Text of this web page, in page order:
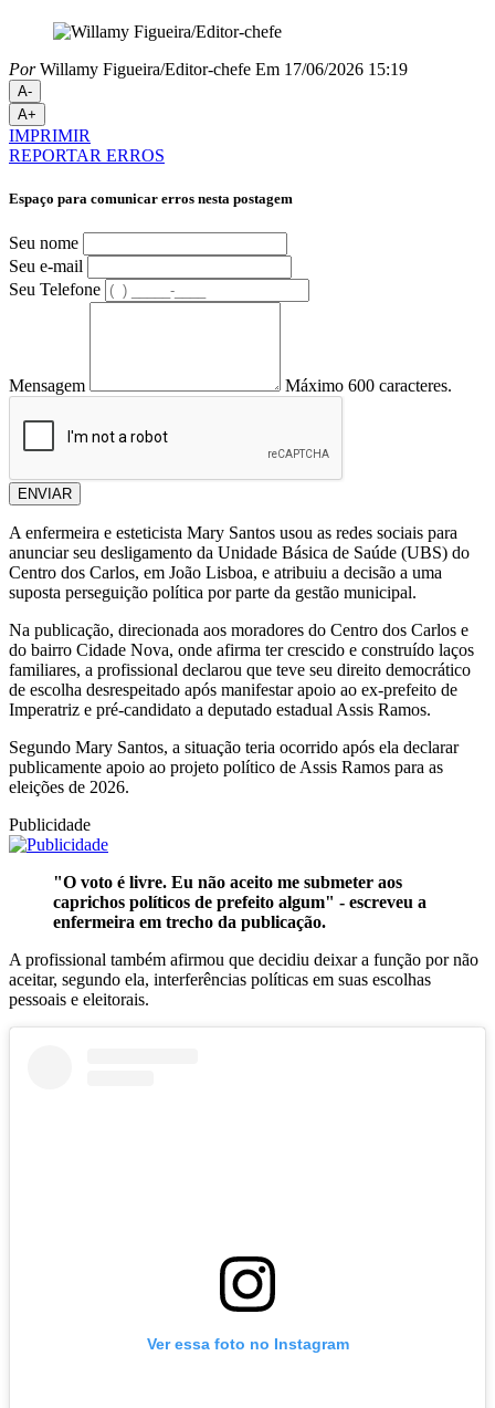
PorWillamy Figueira/Editor-chefe Em 17/06/2026 15:19
A-
A+
IMPRIMIR
REPORTAR ERROS
Espaço para comunicar erros nesta postagem
Seu nome
Seu e-mail
Seu Telefone
Mensagem Máximo 600 caracteres.
ENVIAR
A enfermeira e esteticista Mary Santos usou as redes sociais para
anunciar seu desligamento da Unidade Básica de Saúde (UBS) do
Centro dos Carlos, em João Lisboa, e atribuiu a decisão a uma
suposta perseguição política por parte da gestão municipal.
Na publicação, direcionada aos moradores do Centro dos Carlos e
do bairro Cidade Nova, onde afirma ter crescido e construído laços
familiares, a profissional declarou que teve seu direito democrático
de escolha desrespeitado após manifestar apoio ao ex-prefeito de
Imperatriz e pré-candidato a deputado estadual Assis Ramos.
Segundo Mary Santos, a situação teria ocorrido após ela declarar
publicamente apoio ao projeto político de Assis Ramos para as
eleições de 2026.
Publicidade
"O voto é livre. Eu não aceito me submeter aos
caprichos políticos de prefeito algum" - escreveu a
enfermeira em trecho da publicação.
A profissional também afirmou que decidiu deixar a função por não
aceitar, segundo ela, interferências políticas em suas escolhas
pessoais e eleitorais.
Ver essa foto no Instagram